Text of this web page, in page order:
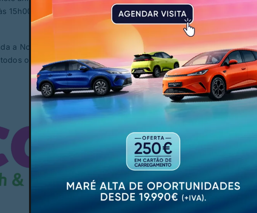
15h00, realiza-se a homenagem a Jorge Pizarro e o Encontro de
a Noite de Quiz, 6ª Sessão da Temporada, com prémio para a
os sócios, alunos e amigos do C.A.R..
PUBLICIDADE